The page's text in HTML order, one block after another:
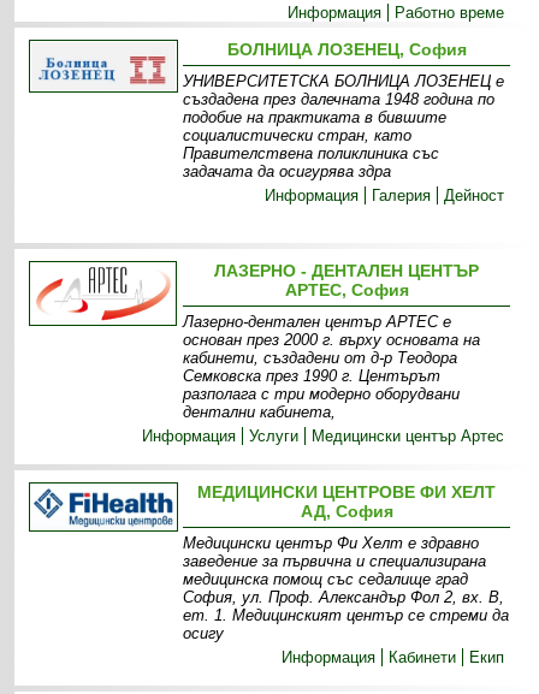
Информация
Работно време
БОЛНИЦА ЛОЗЕНЕЦ, София
УНИВЕРСИТЕТСКА БОЛНИЦА ЛОЗЕНЕЦ е
създадена през далечната 1948 година по
подобие на практиката в бившите
социалистически стран, като
Правителствена поликлиника със
задачата да осигурява здра
Информация
Галерия Дейност
ЛАЗЕРНО - ДЕНТАЛЕН ЦЕНТЪР
АРТЕС, София
Лазерно-дентален център АРТЕС е
основан през 2000 г. върху основата на
кабинети, създадени от д-р Теодора
Семковска през 1990 г. Центърът
разполага с три модерно оборудвани
дентални кабинета,
Информация
Услуги Медицински център Артес
МЕДИЦИНСКИ ЦЕНТРОВЕ ФИ ХЕЛТ
АД, София
Медицински център Фи Хелт е здравно
заведение за първична и специализирана
медицинска помощ със седалище град
София, ул. Проф. Александър Фол 2, вх. В,
ет. 1. Медицинският център се стреми да
осигу
Информация
Кабинети Екип